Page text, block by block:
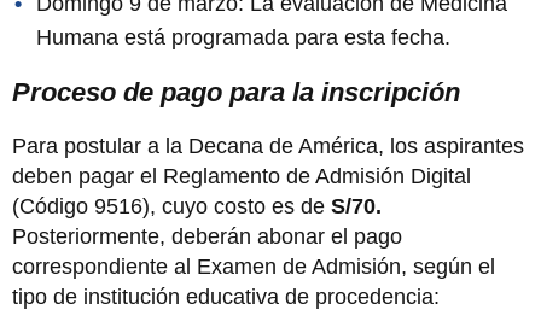
Humana está programada para esta fecha.
Proceso de pago para la inscripción
Para postular a la Decana de América, los aspirantes
deben pagar el Reglamento de Admisión Digital
(Código 9516), cuyo costo es de S/70.
Posteriormente, deberán abonar el pago
correspondiente al Examen de Admisión, según el
tipo de institución educativa de procedencia: